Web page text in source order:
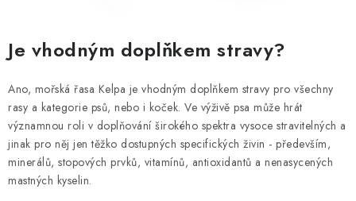
Je vhodným doplňkem stravy?
Ano, mořská řasa Kelpa je vhodným doplňkem stravy pro všechny
rasy a kategorie psů, nebo i koček. Ve výživě psa může hrát
významnou roli v doplňování širokého spektra vysoce stravitelných a
jinak pro něj jen těžko dostupných specifických živin - především,
minerálů, stopových prvků, vitamínů, antioxidantů a nenasycených
mastných kyselin.